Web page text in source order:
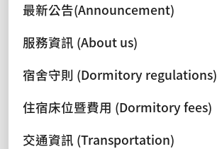
最新公告(Announcement)
服務資訊 (About us)
宿舍守則 (Dormitory regulations)
住宿床位暨費用 (Dormitory fees)
交通資訊 (Transportation)